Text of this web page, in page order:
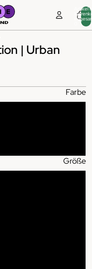
Artikel
| Urban
Farbe
Größe